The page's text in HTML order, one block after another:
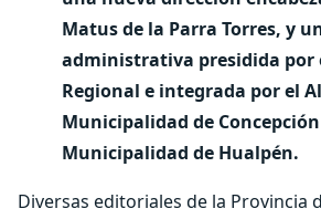
Matus de la Parra Torres, y
administrativa presidida por
Regional e integrada por el
Municipalidad de
Municipalidad de Hualpén.
Diversas editoriales de la Provincia